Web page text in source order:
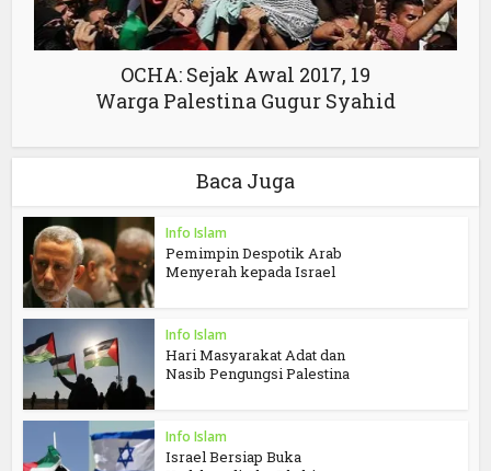
OCHA: Sejak Awal 2017, 19
Warga Palestina Gugur Syahid
Baca Juga
Info Islam
Pemimpin Despotik Arab
Menyerah kepada Israel
Info Islam
Hari Masyarakat Adat dan
Nasib Pengungsi Palestina
Info Islam
Israel Bersiap Buka